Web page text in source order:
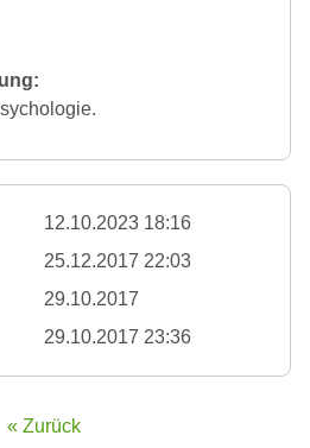
12.10.2023 18:16
25.12.2017 22:03
29.10.2017
29.10.2017 23:36
« Zurück